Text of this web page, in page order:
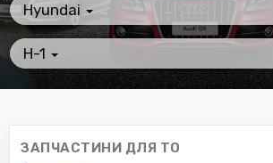
Hyundai
H-1
ЗАПЧАСТИНИ ДЛЯ ТО